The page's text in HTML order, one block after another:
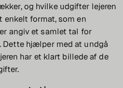
og hvilke udgifter lejeren
enkelt format, som en
angiv et samlet tal for
Dette hjælper med at undgå
har et klart billede af de